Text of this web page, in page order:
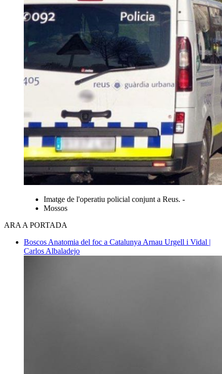
Imatge de l'operatiu policial conjunt a Reus. -
Mossos
ARA A PORTADA
Boscos Anatomia del foc a Catalunya Arnau Urgell i Vidal |
Carlos Albaladejo